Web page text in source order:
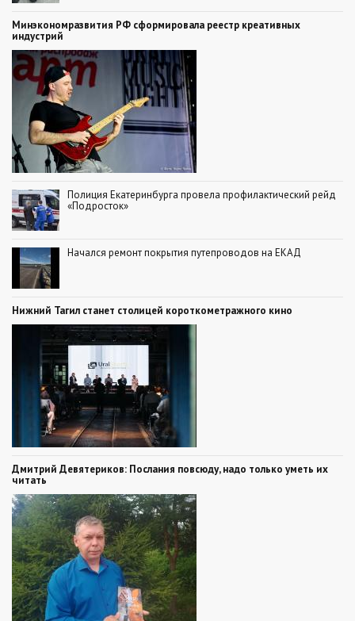
Минэкономразвития РФ сформировала реестр креативных
индустрий
Полиция Екатеринбурга провела профилактический рейд
«Подросток»
Начался ремонт покрытия путепроводов на ЕКАД
Нижний Тагил станет столицей короткометражного кино
Дмитрий Девятериков: Послания повсюду, надо только уметь их
читать